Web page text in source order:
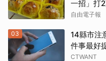
一招」打
自由電子報
03
14縣市注
件事最好
CTWANT